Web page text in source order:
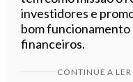
investidores e
bom funcionamento
financeiros.
CONTINUE A